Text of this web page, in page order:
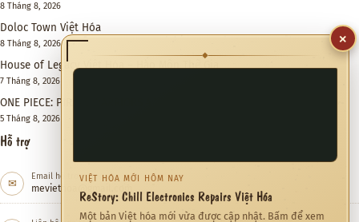
8 Tháng 8, 2026
Doloc Town Việt Hóa
8 Tháng 8, 2026
House of Legacy Việt Hóa – Hào Môn Thế Gia
7 Tháng 8, 2026
ONE PIECE: PIRATE WARRIORS 4 Việt Hóa
5 Tháng 8, 2026
Hỗ trợ
✉ Email hỗ trợ
meviethoa@gmail.com
×
◆
VIỆT HÓA MỚI HÔM NAY
ReStory: Chill Electronics Repairs Việt Hóa
Một bản Việt hóa mới vừa được cập nhật. Bấm để xem